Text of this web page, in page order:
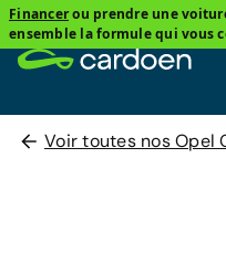
Financerou prendre une
ensemble la formule qui vous
Voir toutes nos Opel